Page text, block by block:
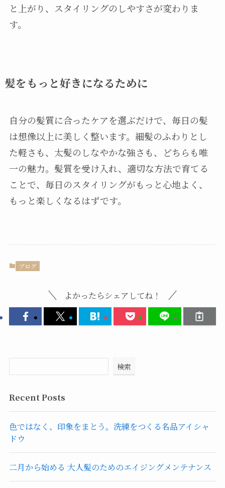
と上がり、スタイリングのしやすさが変わりま
す。
髪をもっと好きになるために
自分の髪質に合ったケアを選ぶだけで、毎日の髪
は想像以上に美しく整います。細髪のふわりとし
た軽さも、太髪のしなやかな強さも、どちらも唯
一の魅力。髪質を受け入れ、適切な方法で育てる
ことで、毎日のスタイリングがもっと心地よく、
もっと楽しくなるはずです。
ブログ
よかったらシェアしてね！
検索
Recent Posts
色ではなく、印象をまとう。洗練をつくる名品アイシャ
ドウ
二月から始める 大人髪のためのエイジングメンテナンス